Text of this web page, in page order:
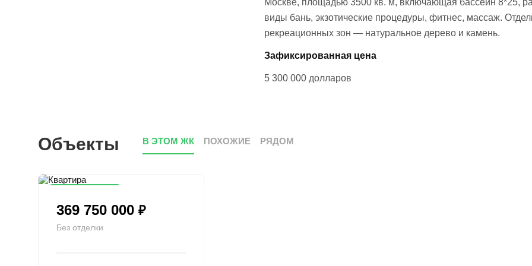
Москве, площадью 3500 кв. м, включающая бассейн 8*25,
виды бань, экзотические процедуры, фитнес, массаж.
рекреационных зон — натуральное дерево и камень.
Зафиксированная цена
5 300 000 долларов
Объекты В ЭТОМ ЖК ПОХОЖИЕ РЯДОМ
369 750 000 ₽
Без отделки